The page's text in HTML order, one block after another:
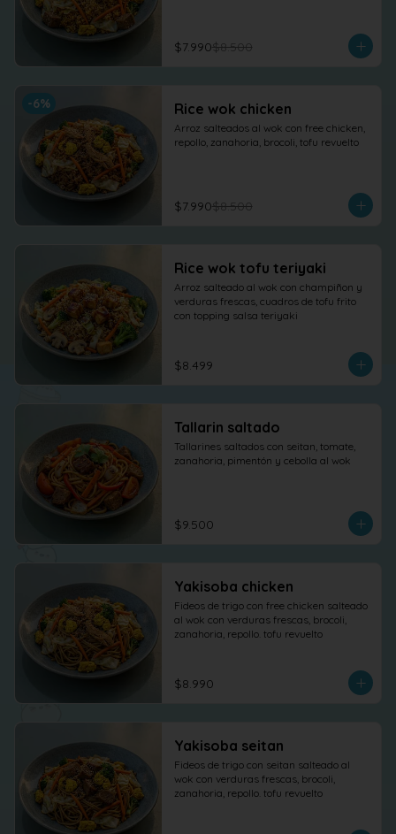
$7.990$8.500
-6% Rice wok chicken
Arroz salteados al wok con free chicken,
repollo, zanahoria, brocoli, tofu revuelto
$7.990$8.500
Rice wok tofu teriyaki
Arroz salteado al wok con champiñon y
verduras frescas, cuadros de tofu frito
con topping salsa teriyaki
$8.499
Tallarin saltado
Tallarines saltados con seitan, tomate,
zanahoria, pimentón y cebolla al wok
$9.500
Yakisoba chicken
Fideos de trigo con free chicken salteado
al wok con verduras frescas, brocoli,
zanahoria, repollo. tofu revuelto
$8.990
Yakisoba seitan
Fideos de trigo con seitan salteado al
wok con verduras frescas, brocoli,
zanahoria, repollo. tofu revuelto